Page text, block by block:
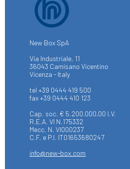
New Box SpA
Via Industriale, 11
36043 Camisano Vicentino
Vicenza - Italy
tel +39 0444 419 500
fax +39 0444 410 123
Cap. soc. € 5.200.000,00 I.V.
R.E.A. VI N.175332
Mecc. N. VI000237
C.F. e P.I. IT01653680247
info@new-box.com